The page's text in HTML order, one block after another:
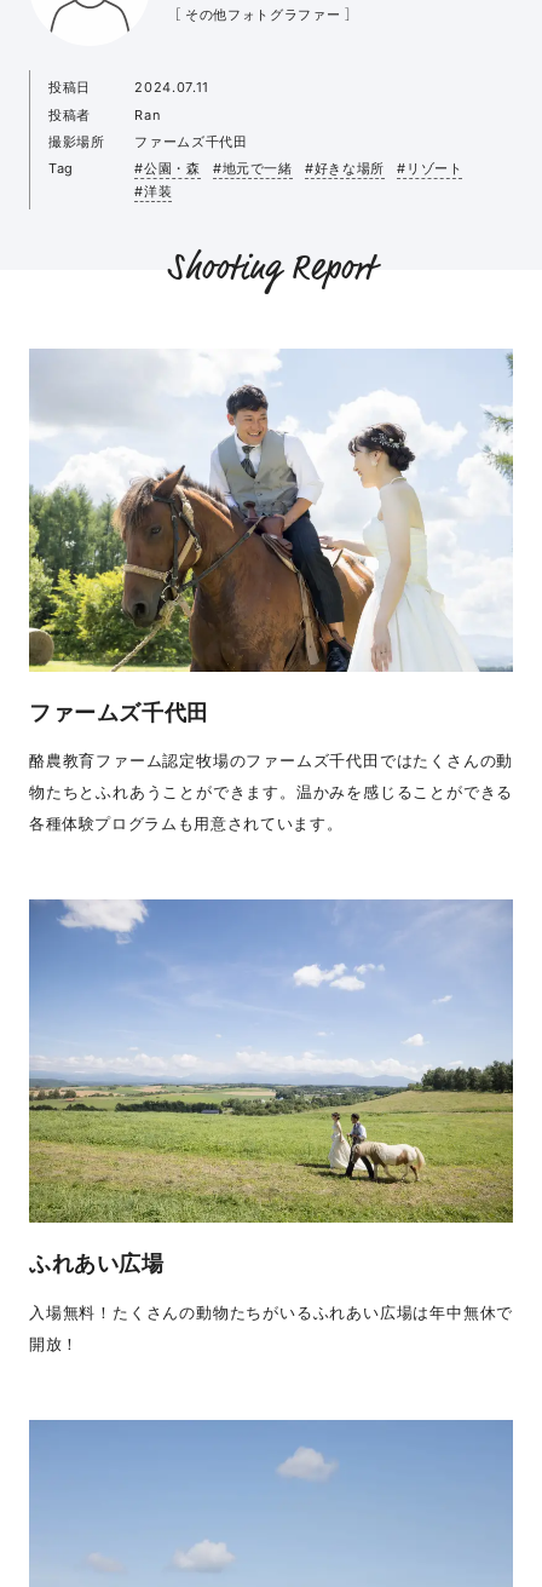
［ その他フォトグラファー ］
投稿日
2024.07.11
投稿者
Ran
撮影場所
ファームズ千代田
Tag
#公園・森 #地元で一緒 #好きな場所
#リゾート
#洋装
Shooting Report
ファームズ千代田
酪農教育ファーム認定牧場のファームズ千代田ではたくさんの動
物たちとふれあうことができます。温かみを感じることができる
各種体験プログラムも用意されています。
ふれあい広場
入場無料！たくさんの動物たちがいるふれあい広場は年中無休で
開放！